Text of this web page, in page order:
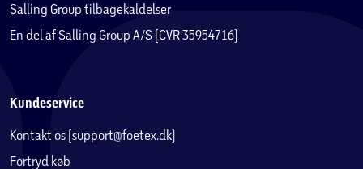
Salling Group tilbagekaldelser
En del af Salling Group A/S (CVR 35954716)
Kundeservice
Kontakt os (support@foetex.dk)
Fortryd køb